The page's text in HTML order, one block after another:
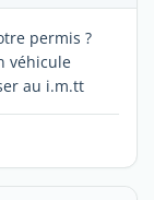
permis ?
véhicule
au i.m.tt